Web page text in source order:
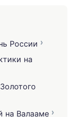
России
на
на Валааме